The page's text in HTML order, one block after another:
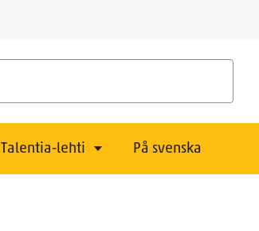
Talentia-lehti På svenska